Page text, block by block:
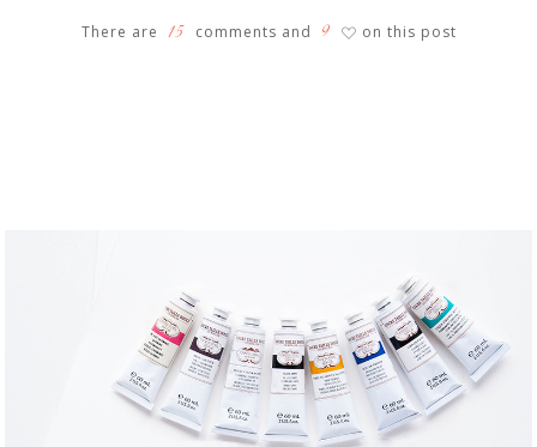
There are 15 comments and 9 ♡ on this post